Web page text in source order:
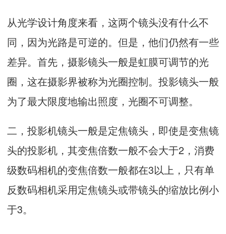
从光学设计角度来看，这两个镜头没有什么不
同，因为光路是可逆的。但是，他们仍然有一些
差异。首先，摄影镜头一般是虹膜可调节的光
圈，这在摄影界被称为光圈控制。投影镜头一般
为了最大限度地输出照度，光圈不可调整。
二，投影机镜头一般是定焦镜头，即使是变焦镜
头的投影机，其变焦倍数一般不会大于2，消费
级数码相机的变焦倍数一般都在3以上，只有单
反数码相机采用定焦镜头或带镜头的缩放比例小
于3。